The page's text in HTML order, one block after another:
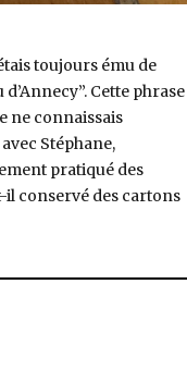
toujours ému de
Cette phrase
ne connaissais
Stéphane,
pratiqué des
il conservé des cartons
#2 »